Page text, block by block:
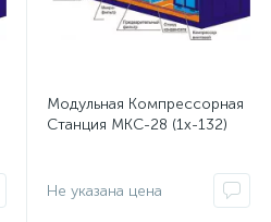
Модульная Компрессорная
Станция МКС-28 (1x-132)
Не указана цена